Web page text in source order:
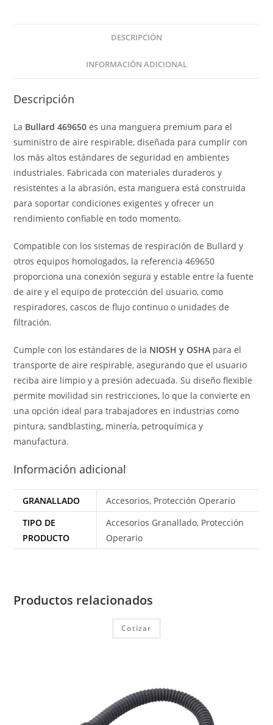
DESCRIPCIÓN
INFORMACIÓN ADICIONAL
Descripción
La Bullard 469650 es una manguera premium para el
suministro de aire respirable, diseñada para cumplir con
los más altos estándares de seguridad en ambientes
industriales. Fabricada con materiales duraderos y
resistentes a la abrasión, esta manguera está construida
para soportar condiciones exigentes y ofrecer un
rendimiento confiable en todo momento.
Compatible con los sistemas de respiración de Bullard y
otros equipos homologados, la referencia 469650
proporciona una conexión segura y estable entre la fuente
de aire y el equipo de protección del usuario, como
respiradores, cascos de flujo continuo o unidades de
filtración.
Cumple con los estándares de la NIOSH y OSHA para el
transporte de aire respirable, asegurando que el usuario
reciba aire limpio y a presión adecuada. Su diseño flexible
permite movilidad sin restricciones, lo que la convierte en
una opción ideal para trabajadores en industrias como
pintura, sandblasting, minería, petroquímica y
manufactura.
Información adicional
GRANALLADO
Accesorios, Protección Operario
TIPO DE
PRODUCTO
Accesorios Granallado, Protección
Operario
Productos relacionados
Cotizar